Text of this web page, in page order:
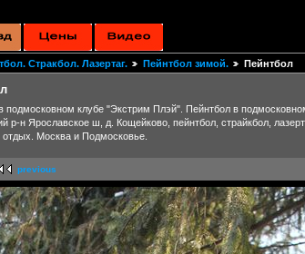
Стракбол. Лазертаг. Пейнтбол зимой. Пейнтбол
подмосковном клубе "Экстрим Плэй". Пейнтбол в
р-н Ярославское ш, д. Кощейково, пейнтбол, страйкбол,
Москва и Подмосковье.
previous